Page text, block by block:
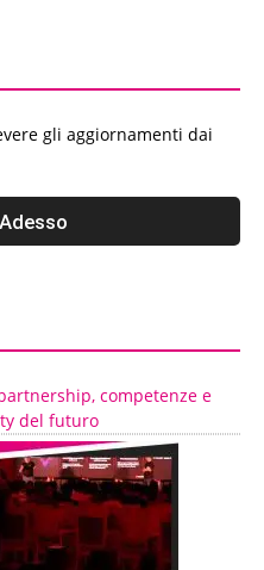
gli aggiornamenti dai
competenze e
del futuro